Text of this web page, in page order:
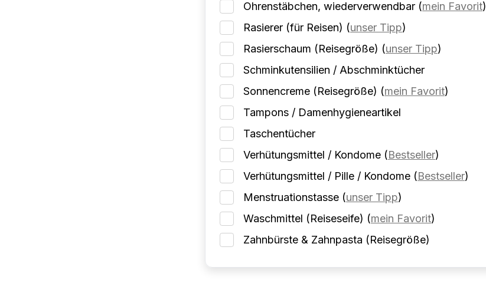
Ohrenstäbchen, wiederverwendbar (mein Favorit)
Rasierer (für Reisen) (unser Tipp)
Rasierschaum (Reisegröße) (unser Tipp)
Schminkutensilien / Abschminktücher
Sonnencreme (Reisegröße) (mein Favorit)
Tampons / Damenhygieneartikel
Taschentücher
Verhütungsmittel / Kondome (Bestseller)
Verhütungsmittel / Pille / Kondome (Bestseller)
Menstruationstasse (unser Tipp)
Waschmittel (Reiseseife) (mein Favorit)
Zahnbürste & Zahnpasta (Reisegröße)